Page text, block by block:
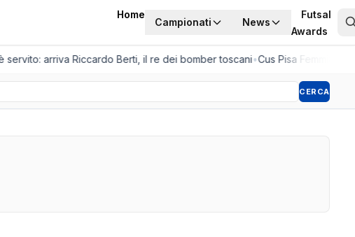
Home
Campionati News
Futsal
Awards
arriva Riccardo Berti, il re dei bomber toscani•Cus Pisa Femminile, la
CERCA